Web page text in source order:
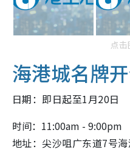
点
海港城名牌
日期：即日起至1月20日
时间：11:00am - 9:00pm
地址：尖沙咀广东道7号